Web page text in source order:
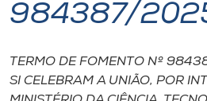
Cultura
984387/
TERMO DE FOMENTO Nº
SI CELEBRAM A UNIÃO, POR